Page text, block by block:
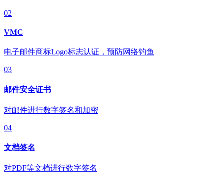
02
VMC
电子邮件商标Logo标志认证，预防网络钓鱼
03
邮件安全证书
对邮件进行数字签名和加密
04
文档签名
对PDF等文档进行数字签名